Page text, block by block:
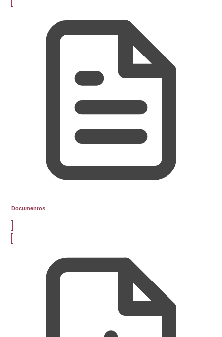
Documentos